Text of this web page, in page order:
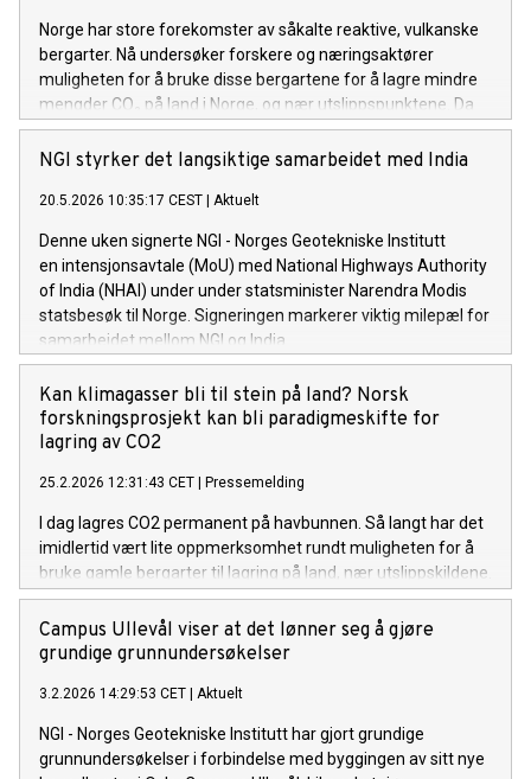
Norge har store forekomster av såkalte reaktive, vulkanske
bergarter. Nå undersøker forskere og næringsaktører
muligheten for å bruke disse bergartene for å lagre mindre
mengder CO₂ på land i Norge, og nær utslippspunktene. Da
skjer det noe ganske elegant i naturens kjemi: Berget
reagerer med karbonet, som blir til stein.
NGI styrker det langsiktige samarbeidet med India
20.5.2026 10:35:17 CEST Aktuelt
Denne uken signerte NGI - Norges Geotekniske Institutt
en intensjonsavtale (MoU) med National Highways Authority
of India (NHAI) under under statsminister Narendra Modis
statsbesøk til Norge. Signeringen markerer viktig milepæl for
samarbeidet mellom NGI og India.
Kan klimagasser bli til stein på land? Norsk
forskningsprosjekt kan bli paradigmeskifte for
lagring av CO2
25.2.2026 12:31:43 CET Pressemelding
I dag lagres CO2 permanent på havbunnen. Så langt har det
imidlertid vært lite oppmerksomhet rundt muligheten for å
bruke gamle bergarter til lagring på land, nær utslippskildene.
Nå undersøker norske forsknings- og industripartnere denne
muligheten, ledet av NGI – Norges Geotekniske Institutt.
Campus Ullevål viser at det lønner seg å gjøre
grundige grunnundersøkelser
3.2.2026 14:29:53 CET Aktuelt
NGI - Norges Geotekniske Institutt har gjort grundige
grunnundersøkelser i forbindelse med byggingen av sitt nye